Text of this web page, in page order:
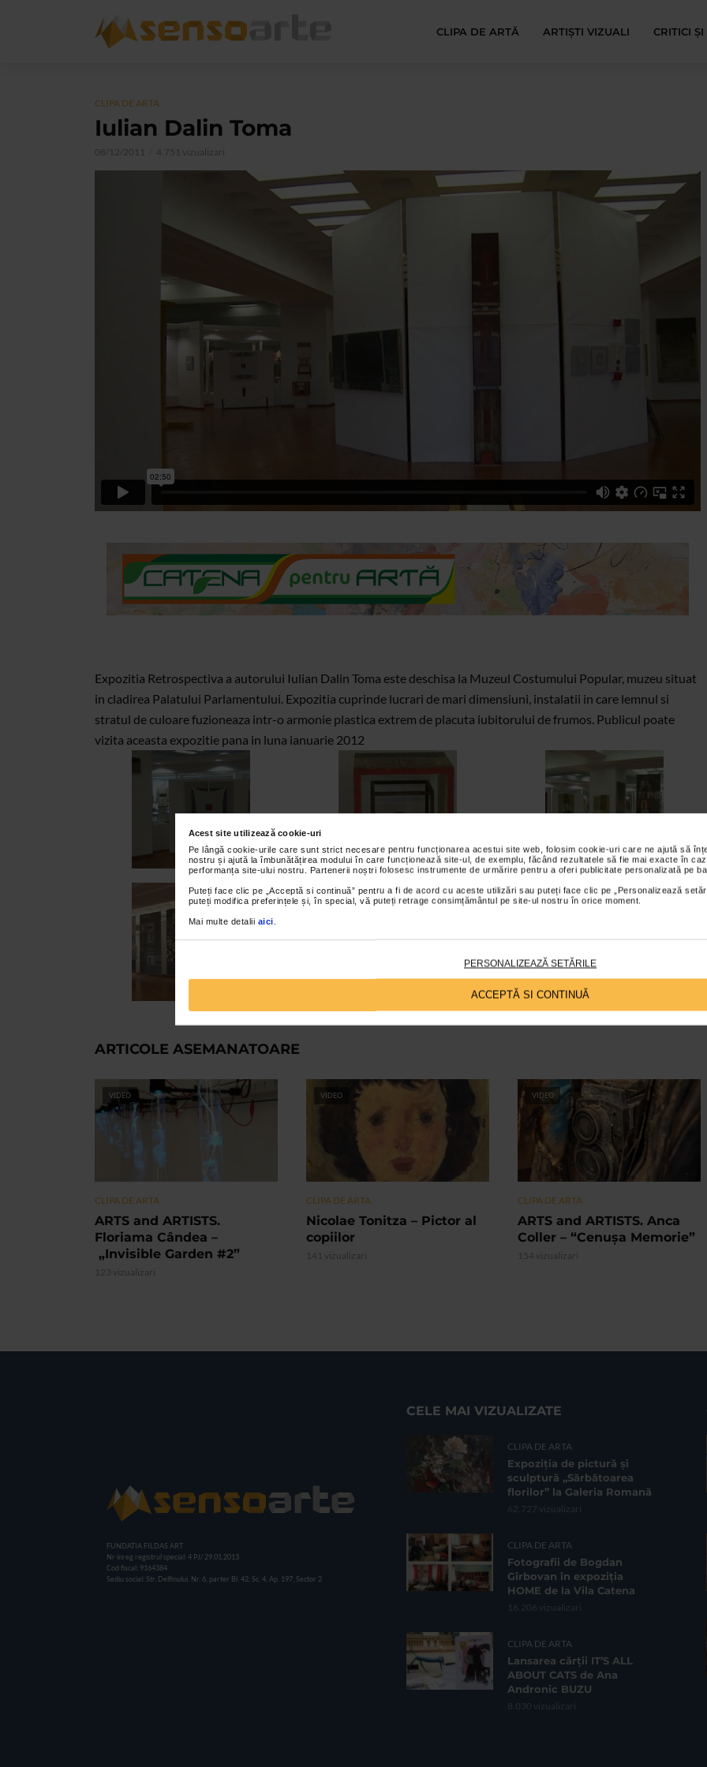
Acest site utilizează cookie-uri
Pe lângă cookie-urile care sunt strict necesare pentru funcționarea acestui site web, folosim cookie-uri care ne ajută să
nostru și ajută la îmbunătățirea modului în care funcționează site-ul, de exemplu, făcând rezultatele să fie mai exacte în
performanța site-ului nostru. Partenerii noștri folosesc instrumente de urmărire pentru a oferi publicitate personalizată pe
Puteți face clic pe „Acceptă si continuă” pentru a fi de acord cu aceste utilizări sau puteți face clic pe „Personalizează
puteți modifica preferințele și, în special, vă puteți retrage consimțământul pe site-ul nostru în orice moment.
Mai multe detalii aici
PERSONALIZEAZĂ SETĂRILE
ACCEPTĂ SI CONTINUĂ
CLIPA DE ARTĂ ARTIȘTI VIZUALI CRITICI
CLIPA DE ARTA
Iulian Dalin Toma
08/12/2011 4.751 vizualizari
Expozitia Retrospectiva a autorului Iulian Dalin Toma este deschisa la Muzeul Costumului Popular, muzeu situat
in cladirea Palatului Parlamentului. Expozitia cuprinde lucrari de mari dimensiuni, instalatii in care lemnul si
stratul de culoare fuzioneaza intr-o armonie plastica extrem de placuta iubitorului de frumos. Publicul poate
vizita aceasta expozitie pana in luna ianuarie 2012
ARTICOLE ASEMANATOARE
VIDEO
CLIPA DE ARTA
ARTS and ARTISTS.
Floriama Cândea –
„Invisible Garden #2”
123 vizualizari
VIDEO
CLIPA DE ARTA
Nicolae Tonitza – Pictor al
copiilor
141 vizualizari
VIDEO
CLIPA DE ARTA
ARTS and ARTISTS. Anca
Coller – “Cenușa Memorie”
154 vizualizari
FUNDATIA FILDAS ART
Nr inreg registrul special: 4 PJ/ 29.01.2013
Cod fiscal: 9164384
Sediu social: Str. Delfinului, Nr. 6, parter Bl. 42, Sc. 4, Ap. 197, Sector 2
CELE MAI VIZUALIZATE
CLIPA DE ARTA
Expoziția de pictură și
sculptură „Sărbătoarea
florilor” la Galeria Romană
62.727 vizualizari
CLIPA DE ARTA
Fotografii de Bogdan
Gîrbovan în expoziția
HOME de la Vila Catena
16.206 vizualizari
CLIPA DE ARTA
Lansarea cărții IT’S ALL
ABOUT CATS de Ana
Andronic BUZU
8.030 vizualizari